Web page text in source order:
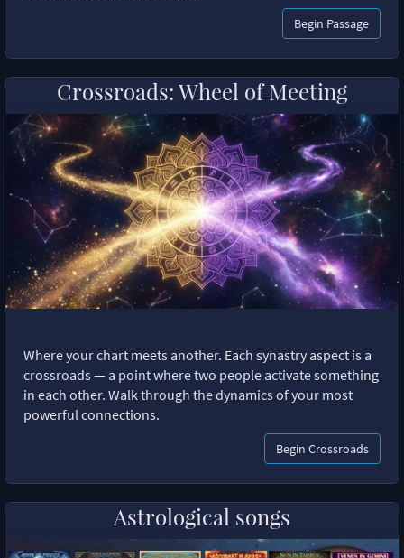
Begin Passage
Crossroads: Wheel of Meeting
Where your chart meets another. Each synastry aspect is a
crossroads — a point where two people activate something
in each other. Walk through the dynamics of your most
powerful connections.
Begin Crossroads
Astrological songs